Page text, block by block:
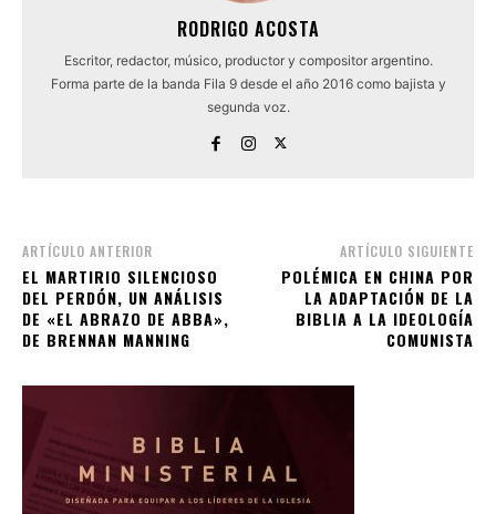
RODRIGO ACOSTA
Escritor, redactor, músico, productor y compositor argentino.
Forma parte de la banda Fila 9 desde el año 2016 como bajista y
segunda voz.
ARTÍCULO ANTERIOR
EL MARTIRIO SILENCIOSO
DEL PERDÓN, UN ANÁLISIS
DE «EL ABRAZO DE ABBA»,
DE BRENNAN MANNING
ARTÍCULO SIGUIENTE
POLÉMICA EN CHINA POR
LA ADAPTACIÓN DE LA
BIBLIA A LA IDEOLOGÍA
COMUNISTA